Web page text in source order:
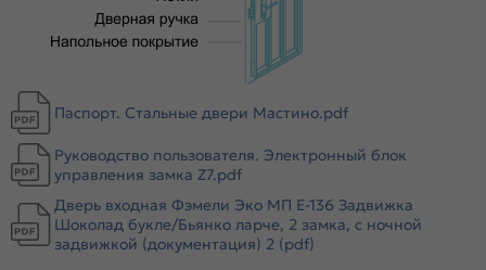
Тип коробки:
Уплотнитель:
2 контура уплотнителей
8 гибов жесткости в коробе, 6 в полотне
Утепление:
Базальтовая плита, пенополистирол
Утепление коробки:
Крепление:
Петли:
Верхний замок:
Паспорт. Стальные двери Мастино.pdf
Руководство пользователя. Электронный блок
управления замка Z7.pdf
Дверь входная Фэмели Эко МП E-136 Задвижка
Шоколад букле/Бьянко ларче, 2 замка, с ночной
задвижкой (документация) 2 (pdf)